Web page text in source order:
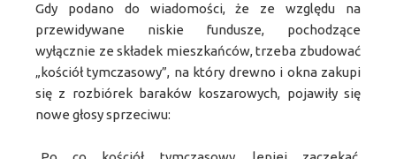
Gdy podano do wiadomości, że ze względu na
przewidywane niskie fundusze, pochodzące
wyłącznie ze składek mieszkańców, trzeba zbudować
„kościół tymczasowy”, na który drewno i okna zakupi
się z rozbiórek baraków koszarowych, pojawiły się
nowe głosy sprzeciwu: